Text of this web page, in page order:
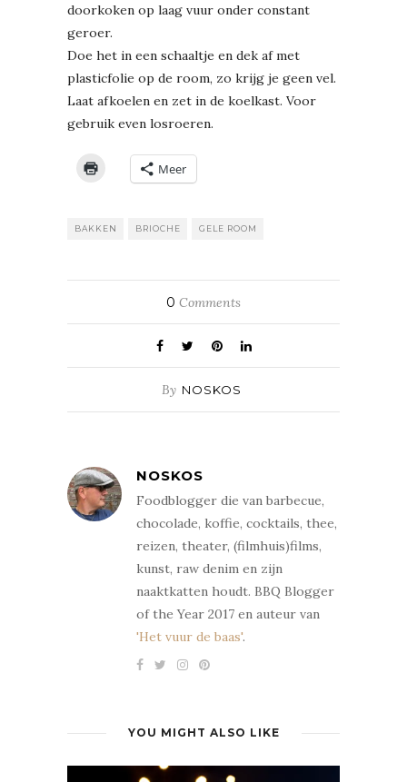
doorkoken op laag vuur onder constant
geroer.
Doe het in een schaaltje en dek af met
plasticfolie op de room, zo krijg je geen vel.
Laat afkoelen en zet in de koelkast. Voor
gebruik even losroeren.
Meer
BAKKEN BRIOCHE GELE ROOM
0 Comments
By NOSKOS
NOSKOS
Foodblogger die van barbecue,
chocolade, koffie, cocktails, thee,
reizen, theater, (filmhuis)films,
kunst, raw denim en zijn
naaktkatten houdt. BBQ Blogger
of the Year 2017 en auteur van
'Het vuur de baas'.
YOU MIGHT ALSO LIKE